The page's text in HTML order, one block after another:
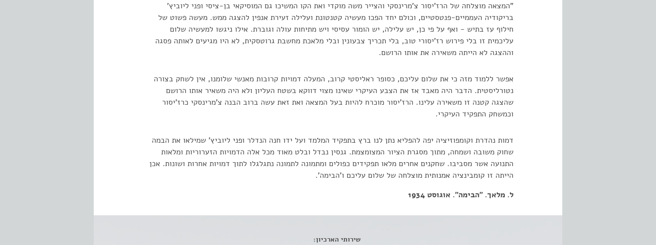
"המצאה מוצלחה של הרז'יסור צ'מרינסקי והצייר משה מוקדי ואת הקו המשיכו גם המוסיקאי בן-ציסי ופני ליוביץ'
בריקודיה העממיים-פנטסטיים, וכולם יחד הפכו מעשיה קטנטונת ועלילה זעירת אנפין להצגה ממש. מעשה פשוט של
חילוף עז בתיש - ואף על פי כן, יש עלילה, יש הומור עסיסי ויש מתיחות עולה וגוברת. אילו ניגשו למעשיה שלום
עליכמית זו בלי פירוש רז'יסורי טוב, בלי תכריך צבעונין ובלי מלאכת מחשבת גרוטסקית, לא היו מגיעים לאותה פסגה
וההצגה לא הייתה משאירה את אותו הרושם.
אפשר ללמוד מזה כי את שלום עליכם, כסופר ראליסטי קרוב, המעלה דמויות קרובות מאנשי שלומנו, אין לשחק בצורה
נטורליסטית. הדבר היה מאבד אז את הצבע העיקרי שאינו מצוי דווקא בשטח העליון ולא היה משאיר אותו הרושם
שהצגה קטנה זו משאירה עלינו. הרז'יסור מוכרח להיות בעל המצאה ואת זאת עשה ברוב הבנה צ'מרינסקי כרז'יסור
וכמשחק התפקיד העיקרי.
דמות נהדרת וקומפוזיציה יפה להפליא נתן לנו ברץ בתפקיד המלמד ועל ידו חנה הנדלר ופני ליוביץ' שמילאו את הבמה
שחוק משובה ושמחה, מתוך מסגרת הציור המצומצמת. גנסין נבדל ובלט מאוד מכל אלה הדמויות הזערוריות ומלאות
התנועה אשר מסביבו. שחקנים אחרים מלאו תפקידים כפולים ומתמונה לתמונה נתגלגלו לתוך דמויות אחרות ושונות. אכן
הייתה זו קומבינציה אמנותית מוצלחה של שלום עליכם ו'הבימה'.
ל. מלאך. "הבימה". אוגוסט 1934
שירותי הארכיון: